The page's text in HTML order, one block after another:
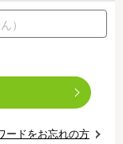
ードをお忘れの方